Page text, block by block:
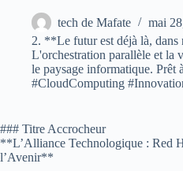
tech de Mafate
mai
2. **Le futur est déjà là, dans
L'orchestration parallèle et la
le paysage informatique. Prêt
#CloudComputing
### Titre Accrocheur
**L’Alliance Technologique : Red
l’Avenir**